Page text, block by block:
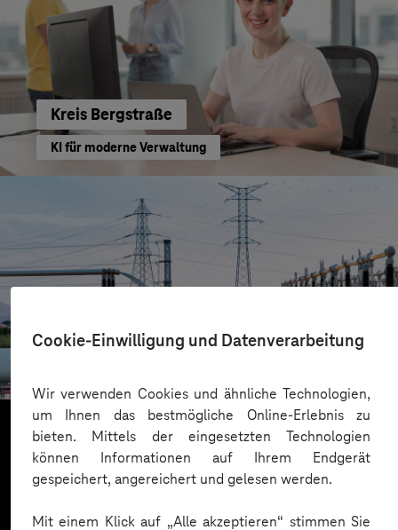
Cookie-Einwilligung und Datenverarbeitung
Wir verwenden Cookies und ähnliche Technologien,
um Ihnen das bestmögliche Online-Erlebnis zu
bieten. Mittels der eingesetzten Technologien
können Informationen auf Ihrem Endgerät
gespeichert, angereichert und gelesen werden.
Mit einem Klick auf „Alle akzeptieren“ stimmen Sie
Kreis Bergstraße
KI für moderne Verwaltung
HIGHVOLT Prüftechnik Dresden GmbH
Mehr laden